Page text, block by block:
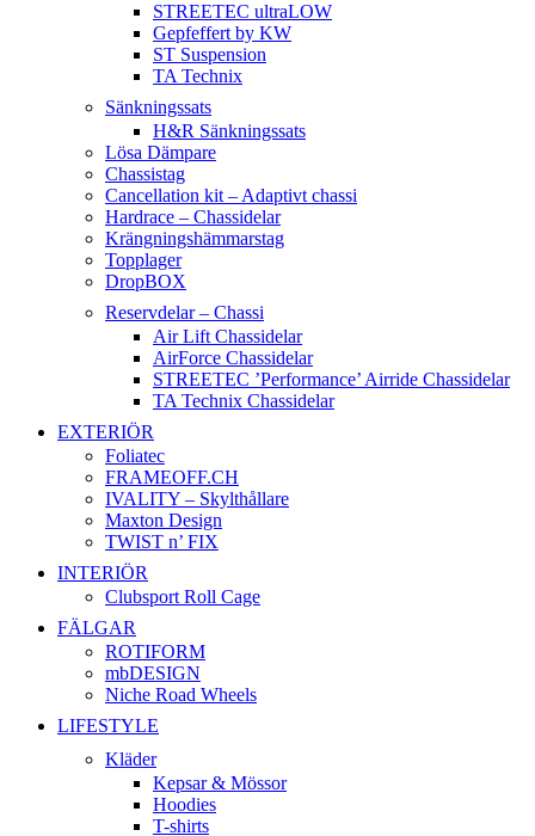
STREETEC ultraLOW
Gepfeffert by KW
ST Suspension
TA Technix
Sänkningssats
H&R Sänkningssats
Lösa Dämpare
Chassistag
Cancellation kit – Adaptivt chassi
Hardrace – Chassidelar
Krängningshämmarstag
Topplager
DropBOX
Reservdelar – Chassi
Air Lift Chassidelar
AirForce Chassidelar
STREETEC ’Performance’ Airride Chassidelar
TA Technix Chassidelar
EXTERIÖR
Foliatec
FRAMEOFF.CH
IVALITY – Skylthållare
Maxton Design
TWIST n’ FIX
INTERIÖR
Clubsport Roll Cage
FÄLGAR
ROTIFORM
mbDESIGN
Niche Road Wheels
LIFESTYLE
Kläder
Kepsar & Mössor
Hoodies
T-shirts